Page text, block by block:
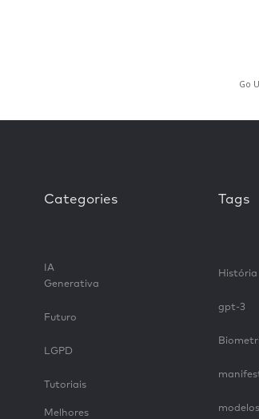
Go
Categories Tags
IA
Generativa
Futuro
LGPD
Tutoriais
Melhores
História
gpt-3
modelos